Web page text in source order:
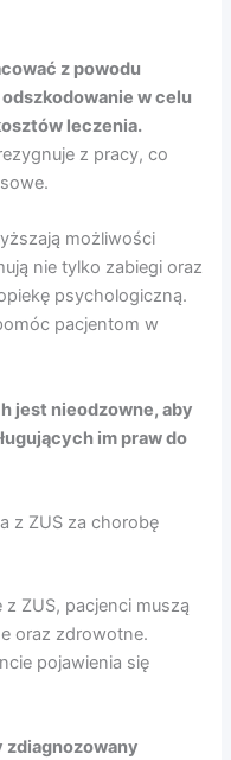
z powodu
w celu
leczenia.
z pracy, co
możliwości
nie tylko zabiegi oraz
psychologiczną.
pacjentom w
jest nieodzowne, aby
im praw do
z ZUS za chorobę
ZUS, pacjenci muszą
oraz zdrowotne.
pojawienia się
zdiagnozowany